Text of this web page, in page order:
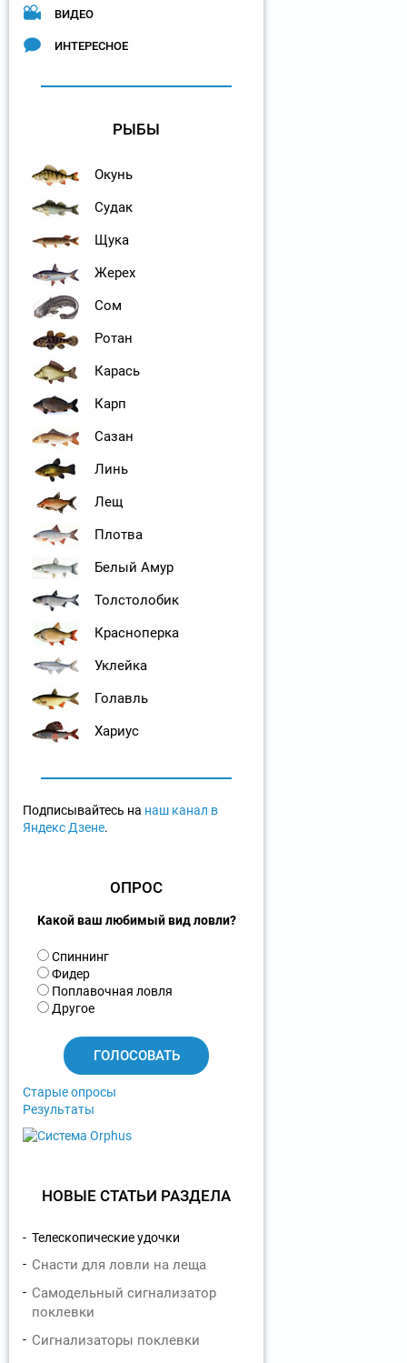
ВИДЕО
ИНТЕРЕСНОЕ
РЫБЫ
Окунь
Судак
Щука
Жерех
Сом
Ротан
Карась
Карп
Сазан
Линь
Лещ
Плотва
Белый Амур
Толстолобик
Красноперка
Уклейка
Голавль
Хариус
Подписывайтесь на наш канал в
Яндекс Дзене.
ОПРОС
Какой ваш любимый вид ловли?
В
а
р
и
Спиннинг
Фидер
Поплавочная ловля
Другое
Старые опросы
Результаты
НОВЫЕ СТАТЬИ РАЗДЕЛА
Телескопические удочки
Снасти для ловли на леща
Самодельный сигнализатор
поклевки
Сигнализаторы поклевки